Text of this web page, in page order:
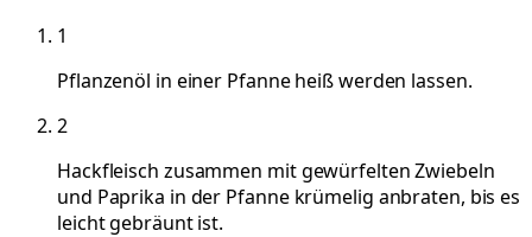
1
Pflanzenöl in einer Pfanne heiß werden lassen.
2
Hackfleisch zusammen mit gewürfelten Zwiebeln
und Paprika in der Pfanne krümelig anbraten, bis es
leicht gebräunt ist.